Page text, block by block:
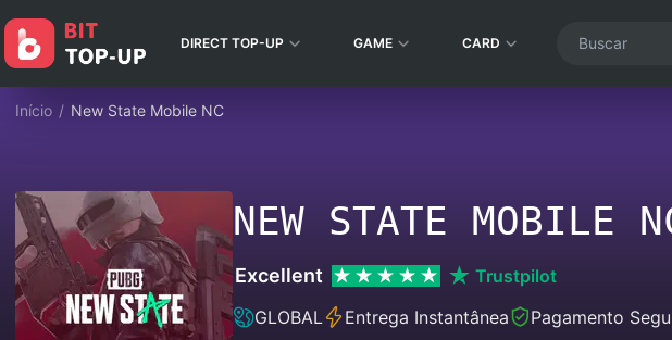
DIRECT TOP-UP GAME CARD
Início / New State Mobile NC
NEW STATE MOBILE
Excellent
Trustpilot
GLOBAL
Entrega Instantânea
Pagamento